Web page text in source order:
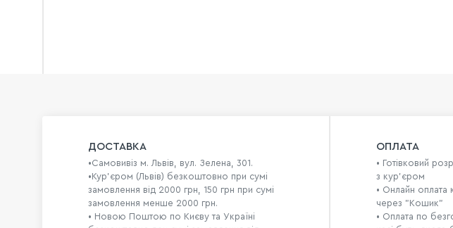
ДОСТАВКА
•Самовивіз м. Львів, вул. Зелена, 301.
•Кур'єром (Львів) безкоштовно при сумі
замовлення від 2000 грн, 150 грн при сумі
замовлення менше 2000 грн.
• Новою Поштою по Києву та Україні
ОПЛАТА
• Готівковий
з кур’єром
• Онлайн оплата
через "Кошик"
• Оплата по